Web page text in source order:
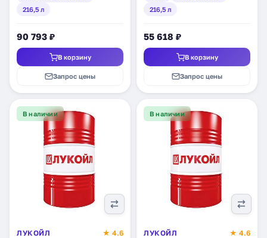
216,5 л
90 793 ₽
В корзину
Запрос цены
216,5 л
55 618 ₽
В корзину
Запрос цены
В наличии
ЛУКОЙЛ
★ 4.6
В наличии
ЛУКОЙЛ
★ 4.6